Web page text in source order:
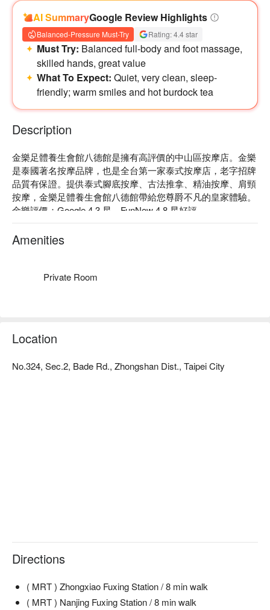
AI SummaryGoogle Review Highlights
Balanced-Pressure Must-Try Rating: 4.4 star
Must Try: Balanced full-body and foot massage,
skilled hands, great value
What To Expect: Quiet, very clean, sleep-
friendly; warm smiles and hot burdock tea
Description
金樂足體養生會館八德館是擁有高評價的中山區按摩店。金樂
是泰國著名按摩品牌，也是全台第一家泰式按摩店，老字招牌
品質有保證。提供泰式腳底按摩、古法推拿、精油按摩、肩頸
按摩，金樂足體養生會館八德館帶給您尊爵不凡的皇家體驗。
金樂評價：Google 4.3 星、FunNow 4.8 星好評
金樂的師傅都經過專業按摩技能訓練，經驗豐富、很敬業，針
對每位客人的身體狀況，以最合適的手法替客人紓解疲勞，身
「 lifestyle store 風格好店 」 、2010 榮獲台北好禮名店。
Amenities
Private Room
Location
No.324, Sec.2, Bade Rd., Zhongshan Dist., Taipei City
Directions
( MRT ) Zhongxiao Fuxing Station / 8 min walk
( MRT ) Nanjing Fuxing Station / 8 min walk